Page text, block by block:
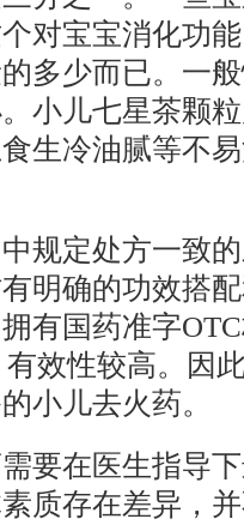
对宝宝消化功
多少而已。一
小儿七星茶颗
生冷油腻等不
定处方一致的
明确的功效搭
有国药准字
效性较高。因
小儿去火药。
在医生指导下
质存在差异，